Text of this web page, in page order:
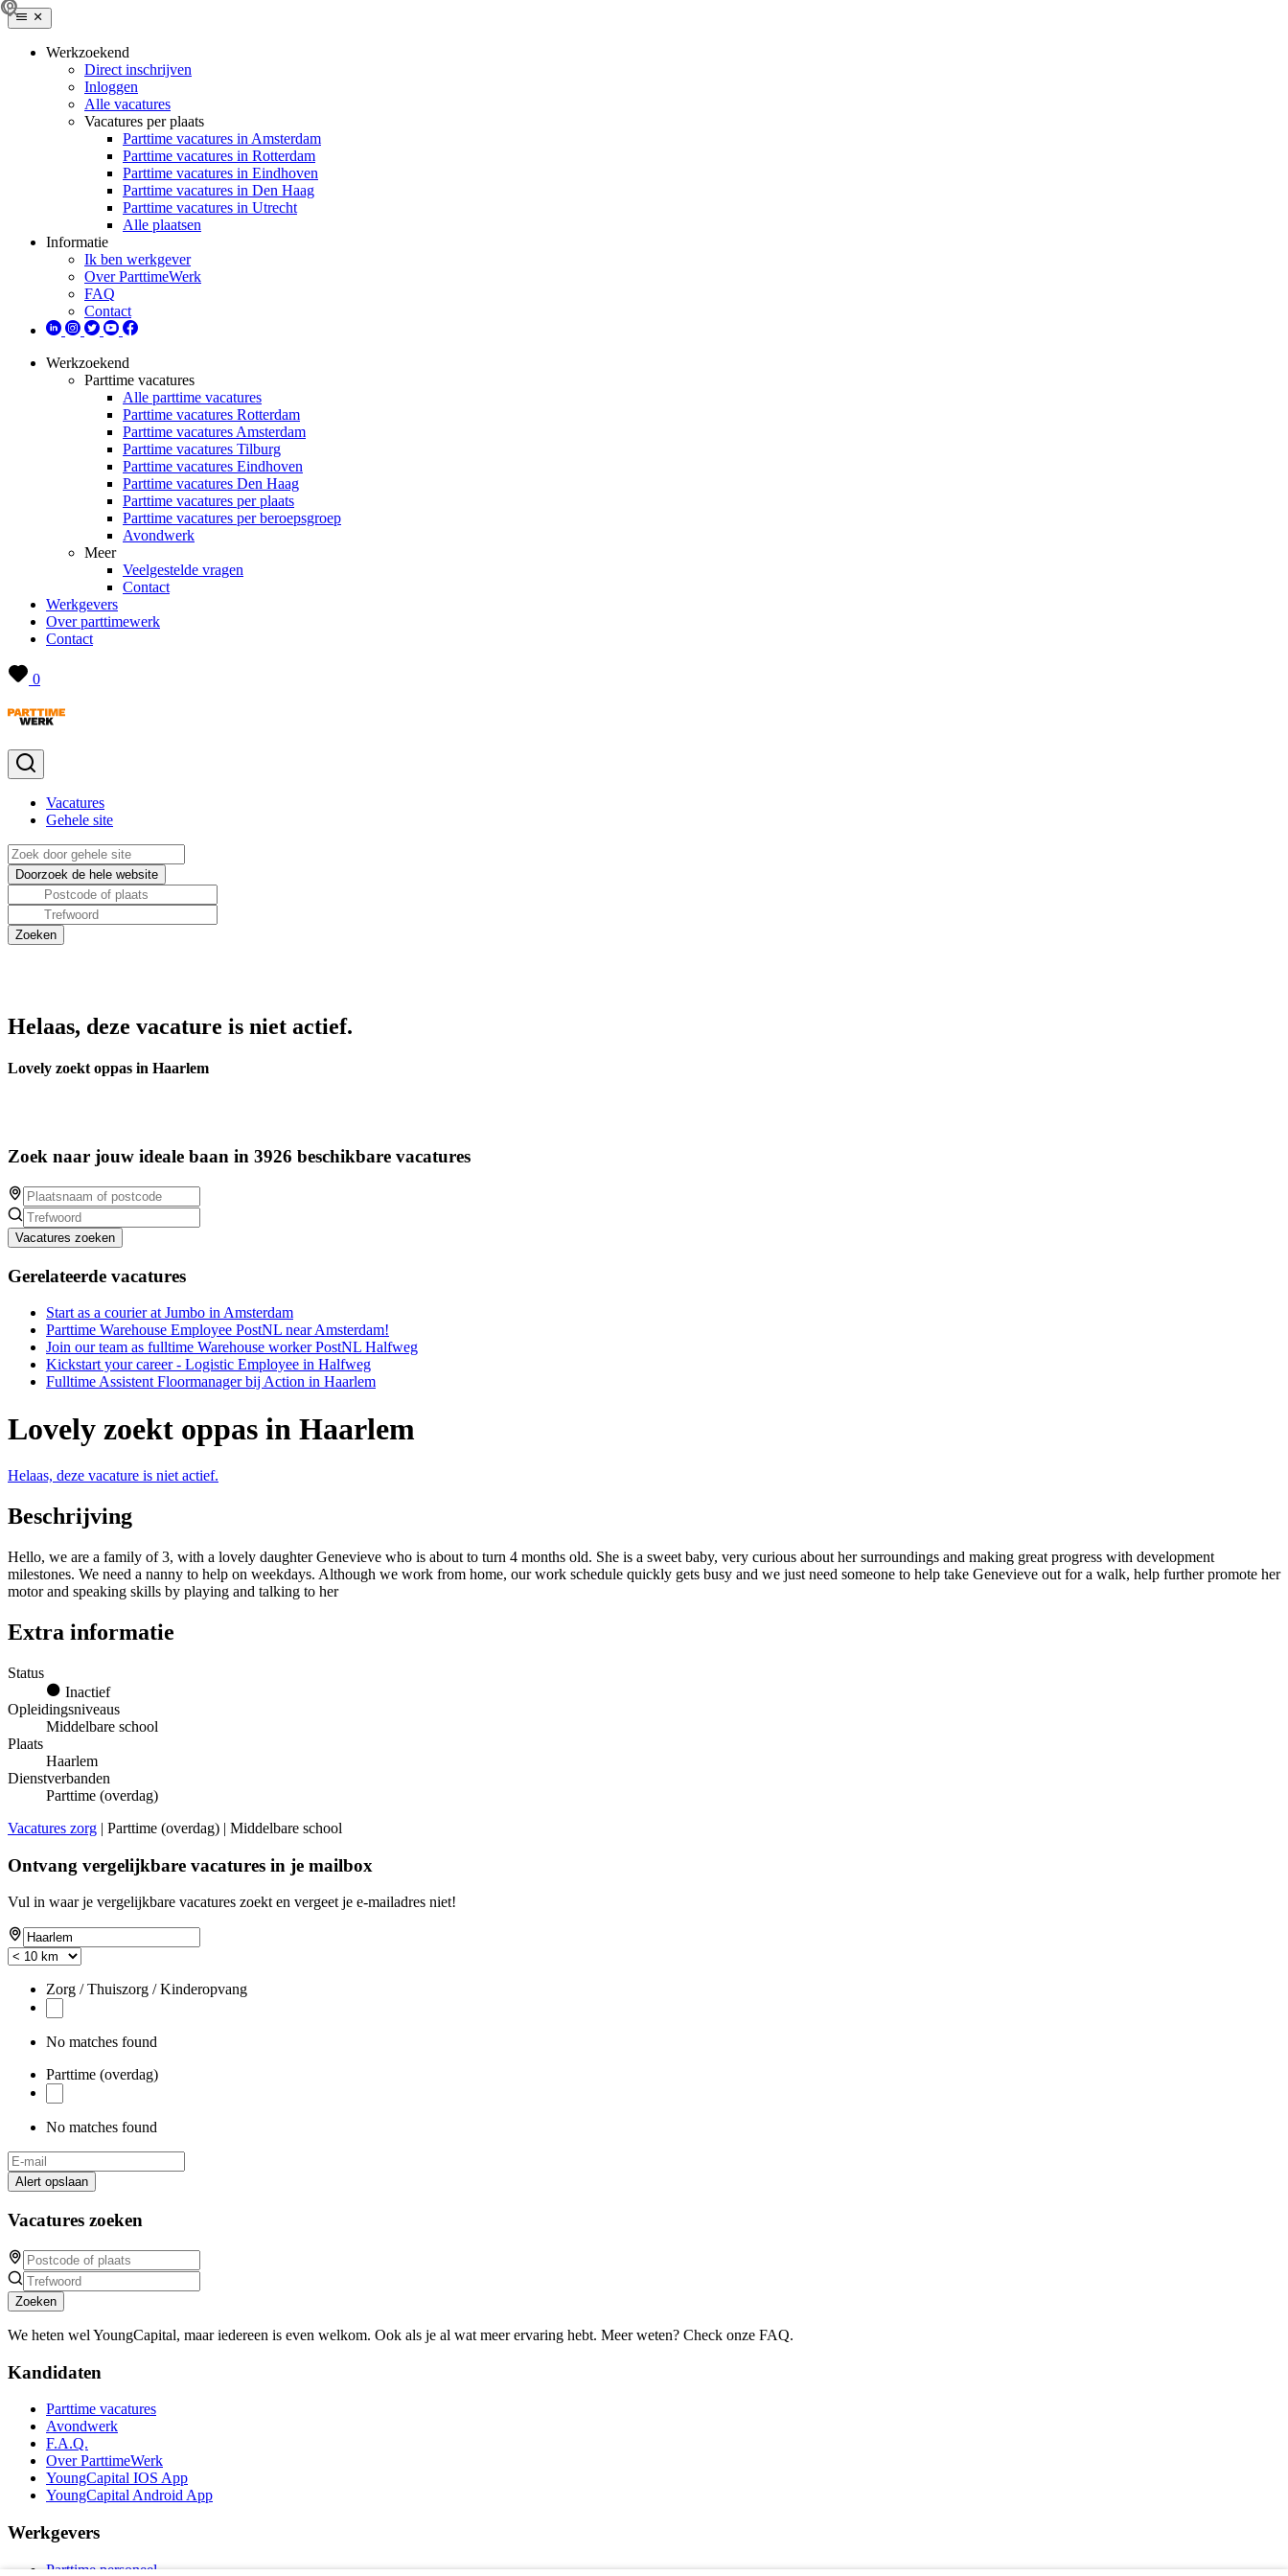
Werkzoekend
Direct inschrijven
Inloggen
Alle vacatures
Vacatures per plaats
Parttime vacatures in Amsterdam
Parttime vacatures in Rotterdam
Parttime vacatures in Eindhoven
Parttime vacatures in Den Haag
Parttime vacatures in Utrecht
Alle plaatsen
Informatie
Ik ben werkgever
Over ParttimeWerk
FAQ
Contact
Werkzoekend
Parttime vacatures
Alle parttime vacatures
Parttime vacatures Rotterdam
Parttime vacatures Amsterdam
Parttime vacatures Tilburg
Parttime vacatures Eindhoven
Parttime vacatures Den Haag
Parttime vacatures per plaats
Parttime vacatures per beroepsgroep
Avondwerk
Meer
Veelgestelde vragen
Contact
Werkgevers
Over parttimewerk
Contact
0
Vacatures
Gehele site
Helaas, deze vacature is niet actief.
Lovely zoekt oppas in Haarlem
Zoek naar jouw ideale baan in 3926 beschikbare vacatures
Vacatures zoeken
Gerelateerde vacatures
Start as a courier at Jumbo in Amsterdam
Parttime Warehouse Employee PostNL near Amsterdam!
Join our team as fulltime Warehouse worker PostNL Halfweg
Kickstart your career - Logistic Employee in Halfweg
Fulltime Assistent Floormanager bij Action in Haarlem
Lovely zoekt oppas in Haarlem
Helaas, deze vacature is niet actief.
Beschrijving
Hello, we are a family of 3, with a lovely daughter Genevieve who is about to turn 4 months old. She is a sweet baby, very curious about her surroundings and making great progress with development
milestones. We need a nanny to help on weekdays. Although we work from home, our work schedule quickly gets busy and we just need someone to help take Genevieve out for a walk, help further promote her
motor and speaking skills by playing and talking to her
Extra informatie
Status
Inactief
Opleidingsniveaus
Middelbare school
Plaats
Haarlem
Dienstverbanden
Parttime (overdag)
Vacatures zorg | Parttime (overdag) | Middelbare school
Ontvang vergelijkbare vacatures in je mailbox
Vul in waar je vergelijkbare vacatures zoekt en vergeet je e-mailadres niet!
Zorg / Thuiszorg / Kinderopvang
No matches found
Parttime (overdag)
No matches found
Alert opslaan
Vacatures zoeken
Zoeken
We heten wel YoungCapital, maar iedereen is even welkom. Ook als je al wat meer ervaring hebt. Meer weten? Check onze FAQ.
Kandidaten
Parttime vacatures
Avondwerk
F.A.Q.
Over ParttimeWerk
YoungCapital IOS App
YoungCapital Android App
Werkgevers
Parttime personeel